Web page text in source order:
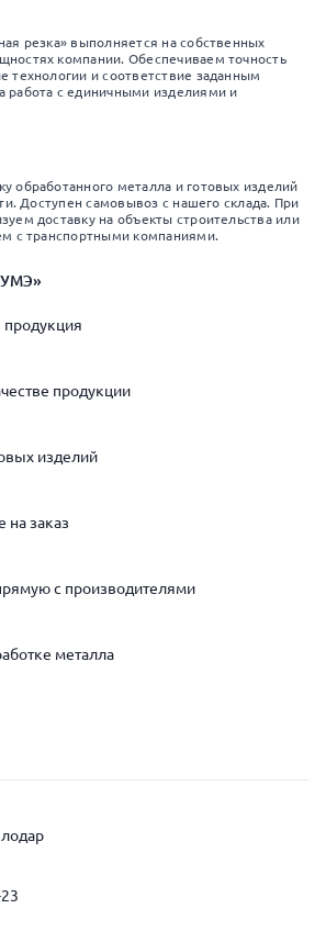
резка» выполняется на собственных
компании. Обеспечиваем точность
технологии и соответствие заданным
работа с единичными изделиями и
обработанного металла и готовых изделий
Доступен самовывоз с нашего склада. При
доставку на объекты строительства или
с транспортными компаниями.
продукция
продукции
изделий
на заказ
с производителями
металла